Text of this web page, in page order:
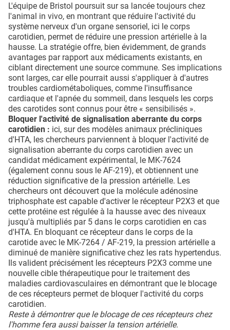
L'équipe de Bristol poursuit sur sa lancée toujours chez
l'animal in vivo, en montrant que réduire l'activité du
système nerveux d'un organe sensoriel, ici le corps
carotidien, permet de réduire une pression artérielle à la
hausse. La stratégie offre, bien évidemment, de grands
avantages par rapport aux médicaments existants, en
ciblant directement une source commune. Ses implications
sont larges, car elle pourrait aussi s'appliquer à d'autres
troubles cardiométaboliques, comme l'insuffisance
cardiaque et l'apnée du sommeil, dans lesquels les corps
des carotides sont connus pour être « sensibilisés ».
Bloquer l'activité de signalisation aberrante du corps
carotidien : ici, sur des modèles animaux précliniques
d'HTA, les chercheurs parviennent à bloquer l'activité de
signalisation aberrante du corps carotidien avec un
candidat médicament expérimental, le MK-7624
(également connu sous le AF-219), et obtiennent une
réduction significative de la pression artérielle. Les
chercheurs ont découvert que la molécule adénosine
triphosphate est capable d'activer le récepteur P2X3 et que
cette protéine est régulée à la hausse avec des niveaux
jusqu'à multipliés par 5 dans le corps carotidien en cas
d'HTA. En bloquant ce récepteur dans le corps de la
carotide avec le MK-7264 / AF-219, la pression artérielle a
diminué de manière significative chez les rats hypertendus.
Ils valident précisément les récepteurs P2X3 comme une
nouvelle cible thérapeutique pour le traitement des
maladies cardiovasculaires en démontrant que le blocage
de ces récepteurs permet de bloquer l'activité du corps
carotidien.
Reste à démontrer que le blocage de ces récepteurs chez
l'homme fera aussi baisser la tension artérielle.